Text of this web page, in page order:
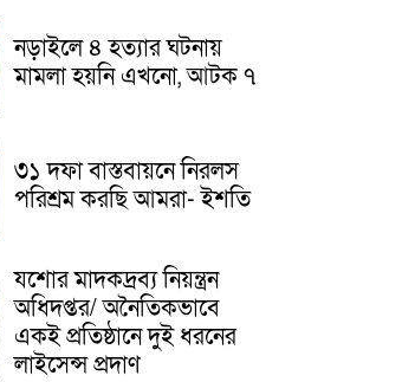
নড়াইলে ৪ হত্যার ঘটনায়
মামলা হয়নি এখনো, আটক ৭
৩১ দফা বাস্তবায়নে নিরলস
পরিশ্রম করছি আমরা- ইশতি
যশোর মাদকদ্রব্য নিয়ন্ত্রন
অধিদপ্তর/ অনৈতিকভাবে
একই প্রতিষ্ঠানে দুই ধরনের
লাইসেন্স প্রদাণ